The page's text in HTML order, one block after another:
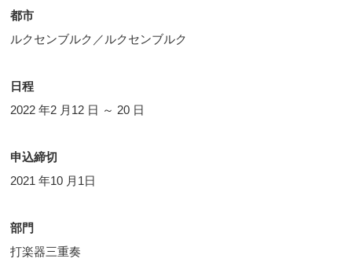
都市
ルクセンブルク／ルクセンブルク
日程
2022 年2 月12 日 ～ 20 日
申込締切
2021 年10 月1日
部門
打楽器三重奏